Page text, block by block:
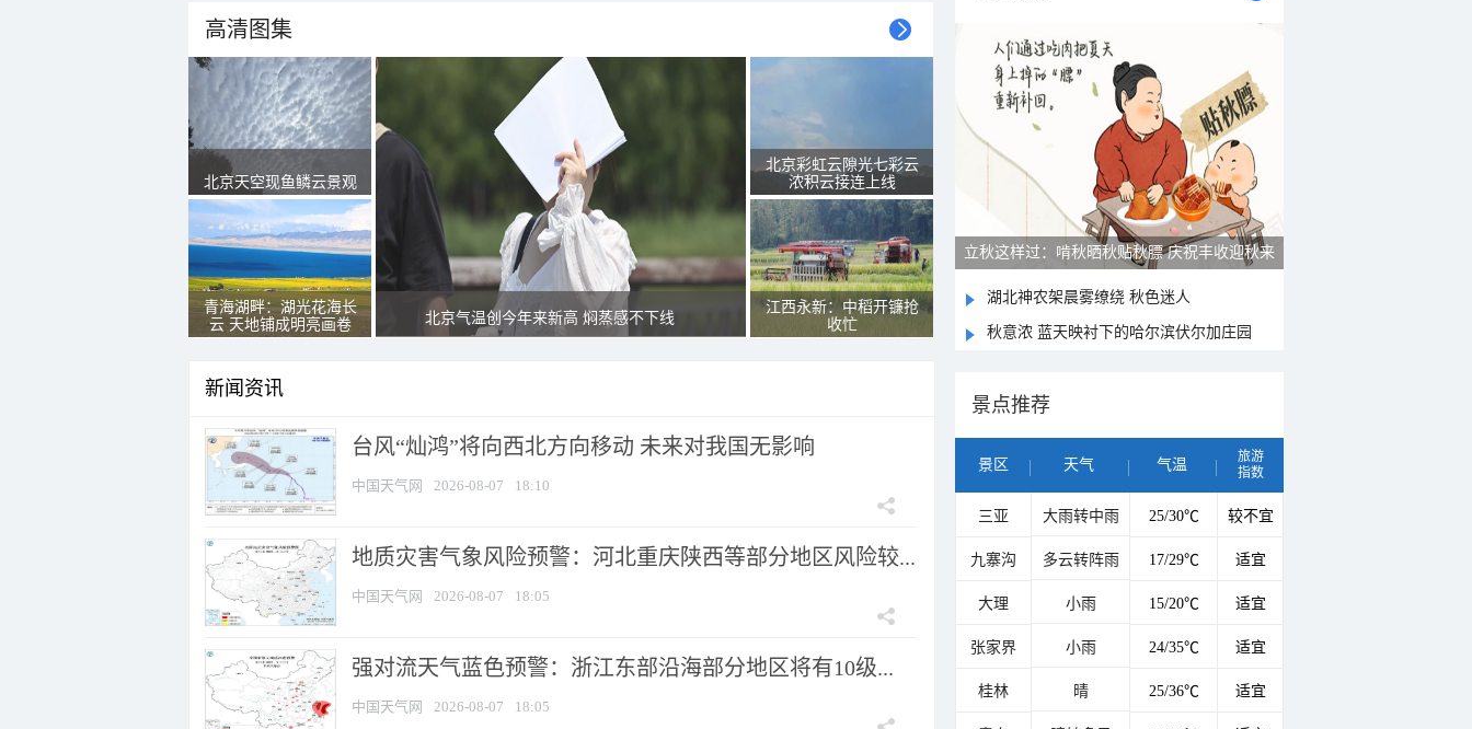
高清图集
北京天空现鱼鳞云景观
青海湖畔：湖光花海长
云 天地铺成明亮画卷
北京气温创今年来新高 焖蒸感不下线
北京彩虹云隙光七彩云
浓积云接连上线
江西永新：中稻开镰抢
收忙
新闻资讯
台风“灿鸿”将向西北方向移动 未来对我国无影响
中国天气网 2026-08-07 18:10
地质灾害气象风险预警：河北重庆陕西等部分地区风险较...
中国天气网 2026-08-07 18:05
强对流天气蓝色预警：浙江东部沿海部分地区将有10级...
中国天气网 2026-08-07 18:05
立秋这样过：啃秋晒秋贴秋膘 庆祝丰收迎秋来
湖北神农架晨雾缭绕 秋色迷人
秋意浓 蓝天映衬下的哈尔滨伏尔加庄园
景点推荐
景区 天气 气温
旅游
指数
三亚 大雨转中雨 25/30℃ 较不宜
九寨沟 多云转阵雨 17/29℃ 适宜
大理 小雨 15/20℃ 适宜
张家界 小雨 24/35℃ 适宜
桂林 晴 25/36℃ 适宜